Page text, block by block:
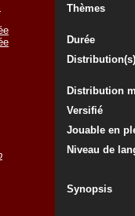
Thèmes
Durée
Distribution(s)
Distribution
Versifié
Jouable en
Niveau de
Synopsis